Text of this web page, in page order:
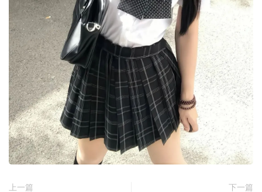
上一篇 下一篇